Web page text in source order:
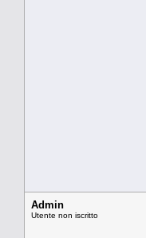
Admin
Utente non iscritto